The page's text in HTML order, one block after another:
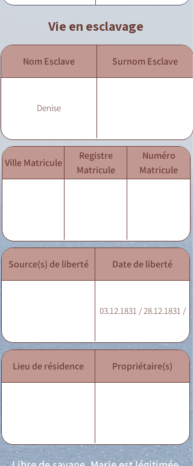
Vie en esclavage
Nom Esclave Surnom Esclave
Denise
Ville Matricule
Registre
Matricule
Numéro
Matricule
Source(s) de liberté Date de liberté
03.12.1831 / 28.12.1831 /
Lieu de résidence Propriétaire(s)